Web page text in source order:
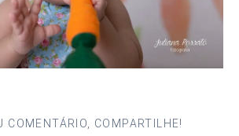
COMENTÁRIO, COMPARTILHE!